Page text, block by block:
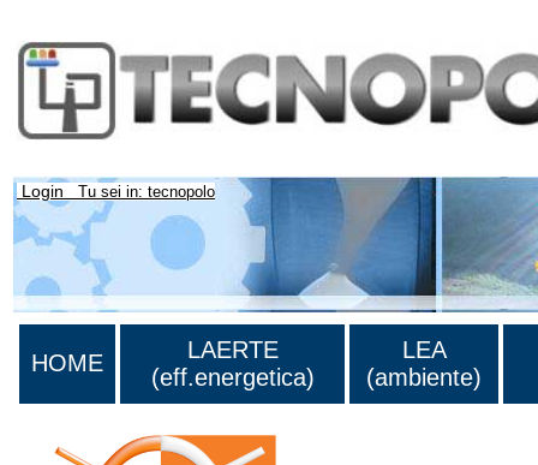
Login Tu sei in: tecnopolo
HOME
LAERTE
(eff.energetica)
LEA
(ambiente)